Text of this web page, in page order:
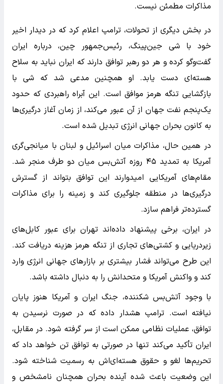
مذاکرات مطمئن نیست.
در بخش دیگری از تحولات، ترامپ اعلام کرد که در دیدار اخیر
خود با شی جین‌پینگ، رئیس‌جمهور چین، درباره ایران
گفت‌وگو کرده و هر دو رهبر توافق دارند که ایران نباید به سلاح
هسته‌ای دست یابد. او همچنین مدعی شد که شی با
بازگشایی تنگه هرمز موافق است. این آبراه راهبردی که حدود
یک‌پنجم نفت جهان از آن عبور می‌کند، از زمان آغاز درگیری‌ها
به کانون بحران جهانی انرژی تبدیل شده است.
در همین حال، مذاکرات میان اسرائیل و لبنان با میانجی‌گری
آمریکا به تمدید ۴۵ روزه آتش‌بس میان دو طرف منجر شد.
مقام‌های آمریکایی امیدوارند این توافق بتواند از گسترش
درگیری‌ها در منطقه جلوگیری کند و زمینه را برای مذاکرات
گسترده‌تر فراهم سازد.
در ایران، برخی پیشنهاد داده‌اند تهران برای عبور کابل‌های
زیردریایی و کشتی‌های تجاری از تنگه هرمز هزینه دریافت کند.
این طرح می‌تواند فشار بیشتری بر بازارهای جهانی انرژی وارد
کند و واکنش آمریکا و متحدانش را به دنبال داشته باشد.
با وجود آتش‌بس شکننده، جنگ ایران و آمریکا هنوز پایان
نیافته است. ترامپ هشدار داده که در صورت نرسیدن به
توافق، عملیات نظامی ممکن است از سر گرفته شود. در مقابل،
ایران تأکید می‌کند تنها در صورتی به توافق تن خواهد داد که
تحریم‌ها لغو و حقوق هسته‌ای‌اش به رسمیت شناخته شود.
این وضعیت باعث شده آینده بحران همچنان نامشخص و